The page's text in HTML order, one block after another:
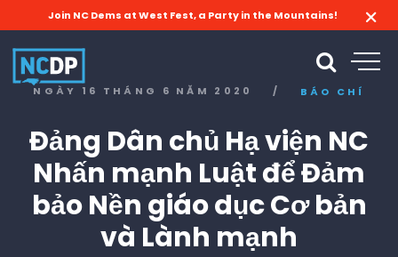
Join NC Dems at West Fest, a Party in the Mountains!
NGÀY 16 THÁNG 6 NĂM 2020 / BÁO CHÍ
Đảng Dân chủ Hạ viện NC
Nhấn mạnh Luật để Đảm
bảo Nền giáo dục Cơ bản
và Lành mạnh